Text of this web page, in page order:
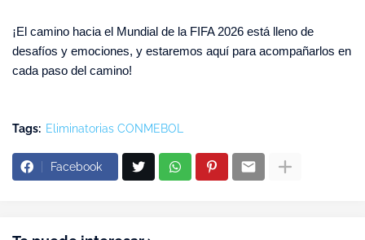
¡El camino hacia el Mundial de la FIFA 2026 está lleno de
desafíos y emociones, y estaremos aquí para acompañarlos en
cada paso del camino!
Tags: Eliminatorias CONMEBOL
Facebook